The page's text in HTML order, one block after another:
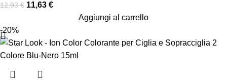
12,93€ 11,63 €
Aggiungi al carrello
-20%